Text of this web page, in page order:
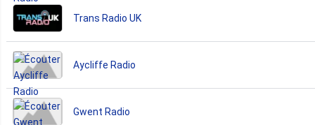
Trans Radio UK
Aycliffe Radio
Gwent Radio